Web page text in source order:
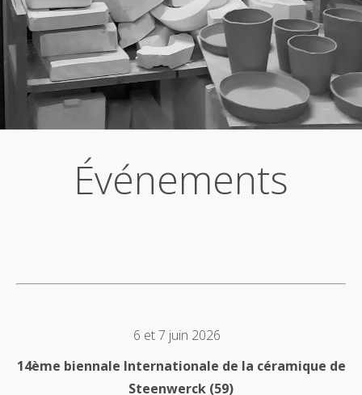
Événements
6 et 7 juin 2026
14ème biennale Internationale de la céramique de
Steenwerck (59)